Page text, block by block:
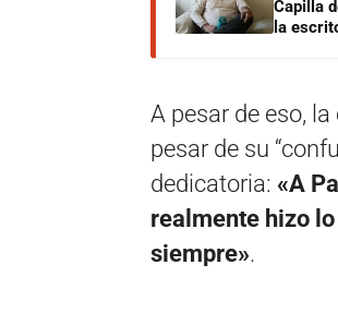
Capilla
la
A pesar de eso,
pesar de su
dedicatoria: «A
realmente hizo
siempre».